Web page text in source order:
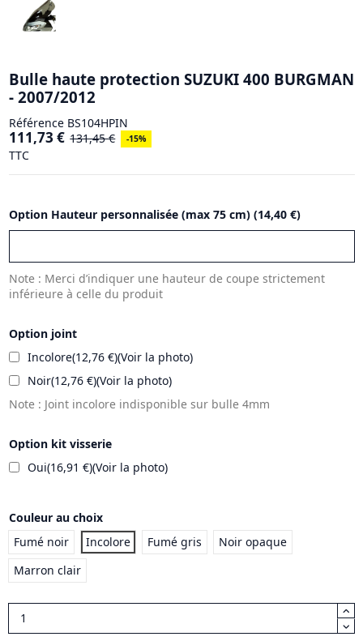
Bulle haute protection SUZUKI 400 BURGMAN
- 2007/2012
Référence BS104HPIN
111,73 € 131,45 € -15%
TTC
Option Hauteur personnalisée (max 75 cm) (14,40 €)
Note : Merci d’indiquer une hauteur de coupe strictement
inférieure à celle du produit
Option joint
Incolore(12,76 €)(Voir la photo)
Noir(12,76 €)(Voir la photo)
Note : Joint incolore indisponible sur bulle 4mm
Option kit visserie
Oui(16,91 €)(Voir la photo)
Couleur au choix
Fumé noir
Incolore Fumé gris
Noir opaque
Marron clair